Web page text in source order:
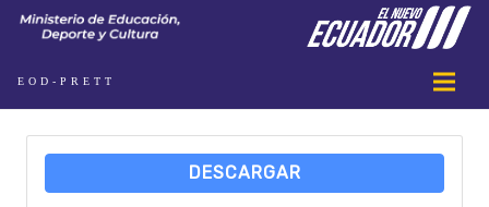
EOD-PRETT
DESCARGAR